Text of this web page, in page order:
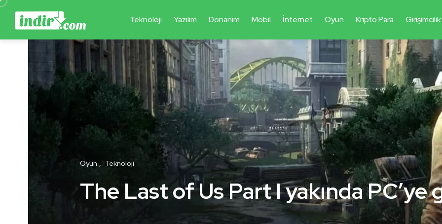
Teknoloji Yazılım Donanım Mobil İnternet Oyun Kripto Para Girişimcilik
Oyun Teknoloji
The Last of Us Part I yakında PC’ye